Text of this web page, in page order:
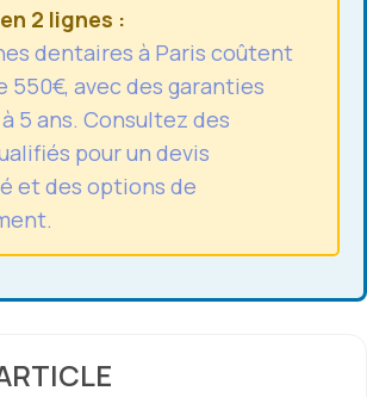
2 lignes :
dentaires à Paris coûtent
550€, avec des garanties
5 ans. Consultez des
pour un devis
et des options de